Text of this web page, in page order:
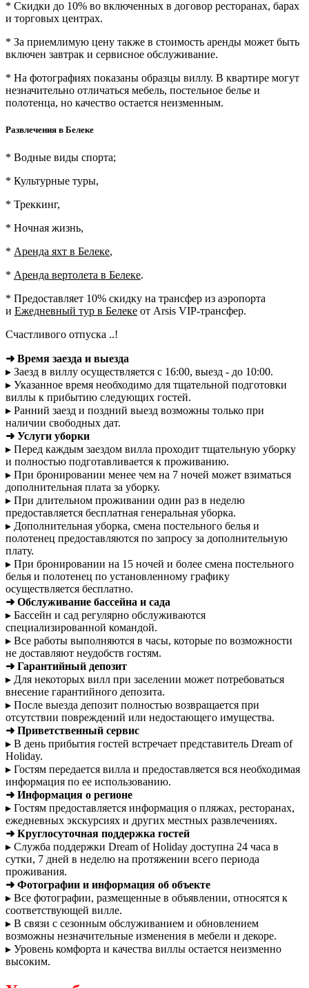
* Скидки до 10% во включенных в договор ресторанах, барах
и торговых центрах.
* За приемлимую цену также в стоимость аренды может быть
включен завтрак и сервисное обслуживание.
* На фотографиях показаны образцы виллу. В квартире могут
незначительно отличаться мебель, постельное белье и
полотенца, но качество остается неизменным.
Развлечения в Белеке
* Водные виды спорта;
* Культурные туры,
* Треккинг,
* Ночная жизнь,
* Аренда яхт в Белеке,
* Аренда вертолета в Белеке.
* Предоставляет 10% скидку на трансфер из аэропорта
и Ежедневный тур в Белеке от Arsis VIP-трансфер.
Счастливого отпуска ..!
➜ Время заезда и выезда
▸ Заезд в виллу осуществляется с 16:00, выезд - до 10:00.
▸ Указанное время необходимо для тщательной подготовки
виллы к прибытию следующих гостей.
▸ Ранний заезд и поздний выезд возможны только при
наличии свободных дат.
➜ Услуги уборки
▸ Перед каждым заездом вилла проходит тщательную уборку
и полностью подготавливается к проживанию.
▸ При бронировании менее чем на 7 ночей может взиматься
дополнительная плата за уборку.
▸ При длительном проживании один раз в неделю
предоставляется бесплатная генеральная уборка.
▸ Дополнительная уборка, смена постельного белья и
полотенец предоставляются по запросу за дополнительную
плату.
▸ При бронировании на 15 ночей и более смена постельного
белья и полотенец по установленному графику
осуществляется бесплатно.
➜ Обслуживание бассейна и сада
▸ Бассейн и сад регулярно обслуживаются
специализированной командой.
▸ Все работы выполняются в часы, которые по возможности
не доставляют неудобств гостям.
➜ Гарантийный депозит
▸ Для некоторых вилл при заселении может потребоваться
внесение гарантийного депозита.
▸ После выезда депозит полностью возвращается при
отсутствии повреждений или недостающего имущества.
➜ Приветственный сервис
▸ В день прибытия гостей встречает представитель Dream of
Holiday.
▸ Гостям передается вилла и предоставляется вся необходимая
информация по ее использованию.
➜ Информация о регионе
▸ Гостям предоставляется информация о пляжах, ресторанах,
ежедневных экскурсиях и других местных развлечениях.
➜ Круглосуточная поддержка гостей
▸ Служба поддержки Dream of Holiday доступна 24 часа в
сутки, 7 дней в неделю на протяжении всего периода
проживания.
➜ Фотографии и информация об объекте
▸ Все фотографии, размещенные в объявлении, относятся к
соответствующей вилле.
▸ В связи с сезонным обслуживанием и обновлением
возможны незначительные изменения в мебели и декоре.
▸ Уровень комфорта и качества виллы остается неизменно
высоким.